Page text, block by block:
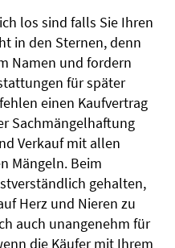
los sind falls Sie Ihren
in den Sternen, denn
Namen und fordern
für später
einen Kaufvertrag
Sachmängelhaftung
Verkauf mit allen
Mängeln. Beim
gehalten,
Herz und Nieren zu
auch unangenehm für
die Käufer mit Ihrem